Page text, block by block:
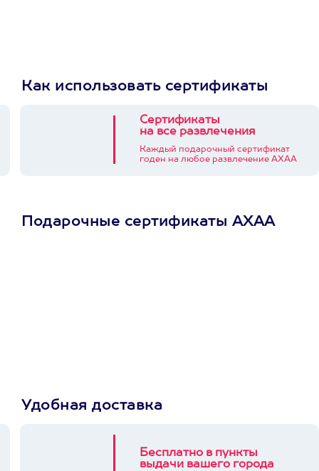
Как использовать сертификаты
Сертификаты
на все развлечения
Каждый подарочный сертификат
годен на любое развлечение АХАА
Подарочные сертификаты АХАА
Удобная доставка
Бесплатно в пункты
выдачи вашего города